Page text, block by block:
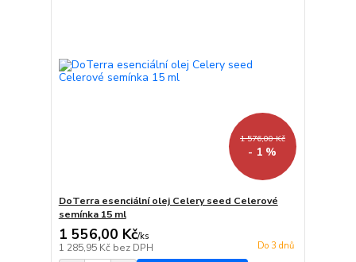
1 576,00 Kč
- 1 %
DoTerra esenciální olej Celery seed Celerové
semínka 15 ml
1 556,00 Kč/ks
1 285,95 Kč bez DPH Do 3 dnů